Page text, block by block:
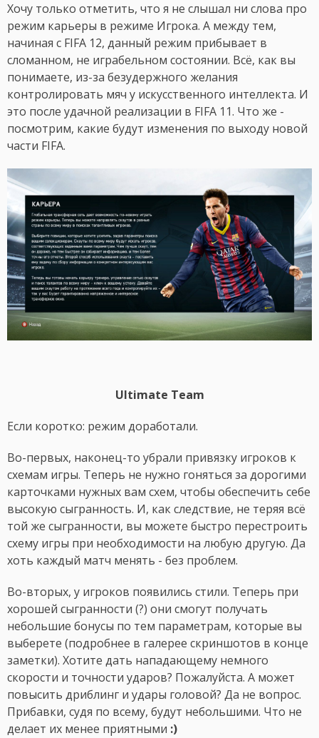
Хочу только отметить, что я не слышал ни слова про
режим карьеры в режиме Игрока. А между тем,
начиная с FIFA 12, данный режим прибывает в
сломанном, не играбельном состоянии. Всё, как вы
понимаете, из-за безудержного желания
контролировать мяч у искусственного интеллекта. И
это после удачной реализации в FIFA 11. Что же -
посмотрим, какие будут изменения по выходу новой
части FIFA.
Ultimate Team
Если коротко: режим доработали.
Во-первых, наконец-то убрали привязку игроков к
схемам игры. Теперь не нужно гоняться за дорогими
карточками нужных вам схем, чтобы обеспечить себе
высокую сыгранность. И, как следствие, не теряя всё
той же сыгранности, вы можете быстро перестроить
схему игры при необходимости на любую другую. Да
хоть каждый матч менять - без проблем.
Во-вторых, у игроков появились стили. Теперь при
хорошей сыгранности (?) они смогут получать
небольшие бонусы по тем параметрам, которые вы
выберете (подробнее в галерее скриншотов в конце
заметки). Хотите дать нападающему немного
скорости и точности ударов? Пожалуйста. А может
повысить дриблинг и удары головой? Да не вопрос.
Прибавки, судя по всему, будут небольшими. Что не
делает их менее приятными :)